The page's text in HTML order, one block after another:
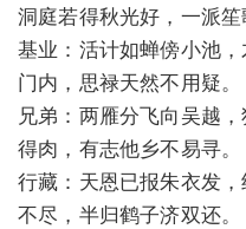
洞庭若得秋光好，一派笙
基业：活计如蝉傍小池
门内，思禄天然不用疑。
兄弟：两雁分飞向吴越
得肉，有志他乡不易寻。
行藏：天恩已报朱衣发
不尽，半归鹤子济双还。